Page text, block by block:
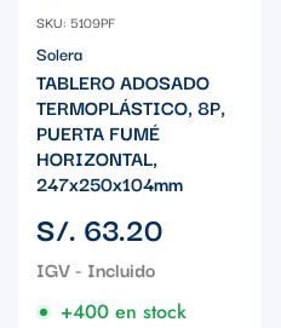
SKU: 5109PF
Solera
TABLERO ADOSADO
TERMOPLÁSTICO, 8P,
PUERTA FUMÉ
HORIZONTAL,
247x250x104mm
Precio
regular
S/. 63.20
+400 en stock